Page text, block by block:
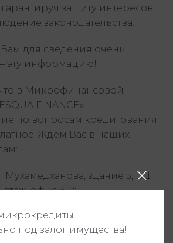
под залог имущества!
защиту интересов
законодательства.
для сведения очень
эту информацию!
в Микрофинансовой
FINANCE»
по вопросам кредитования
Ждём Вас в наших
Мухамедханова, здание 5, БЦ
офис 4-2;
Мамыр-1, дом 26, БЦ
607 офис.